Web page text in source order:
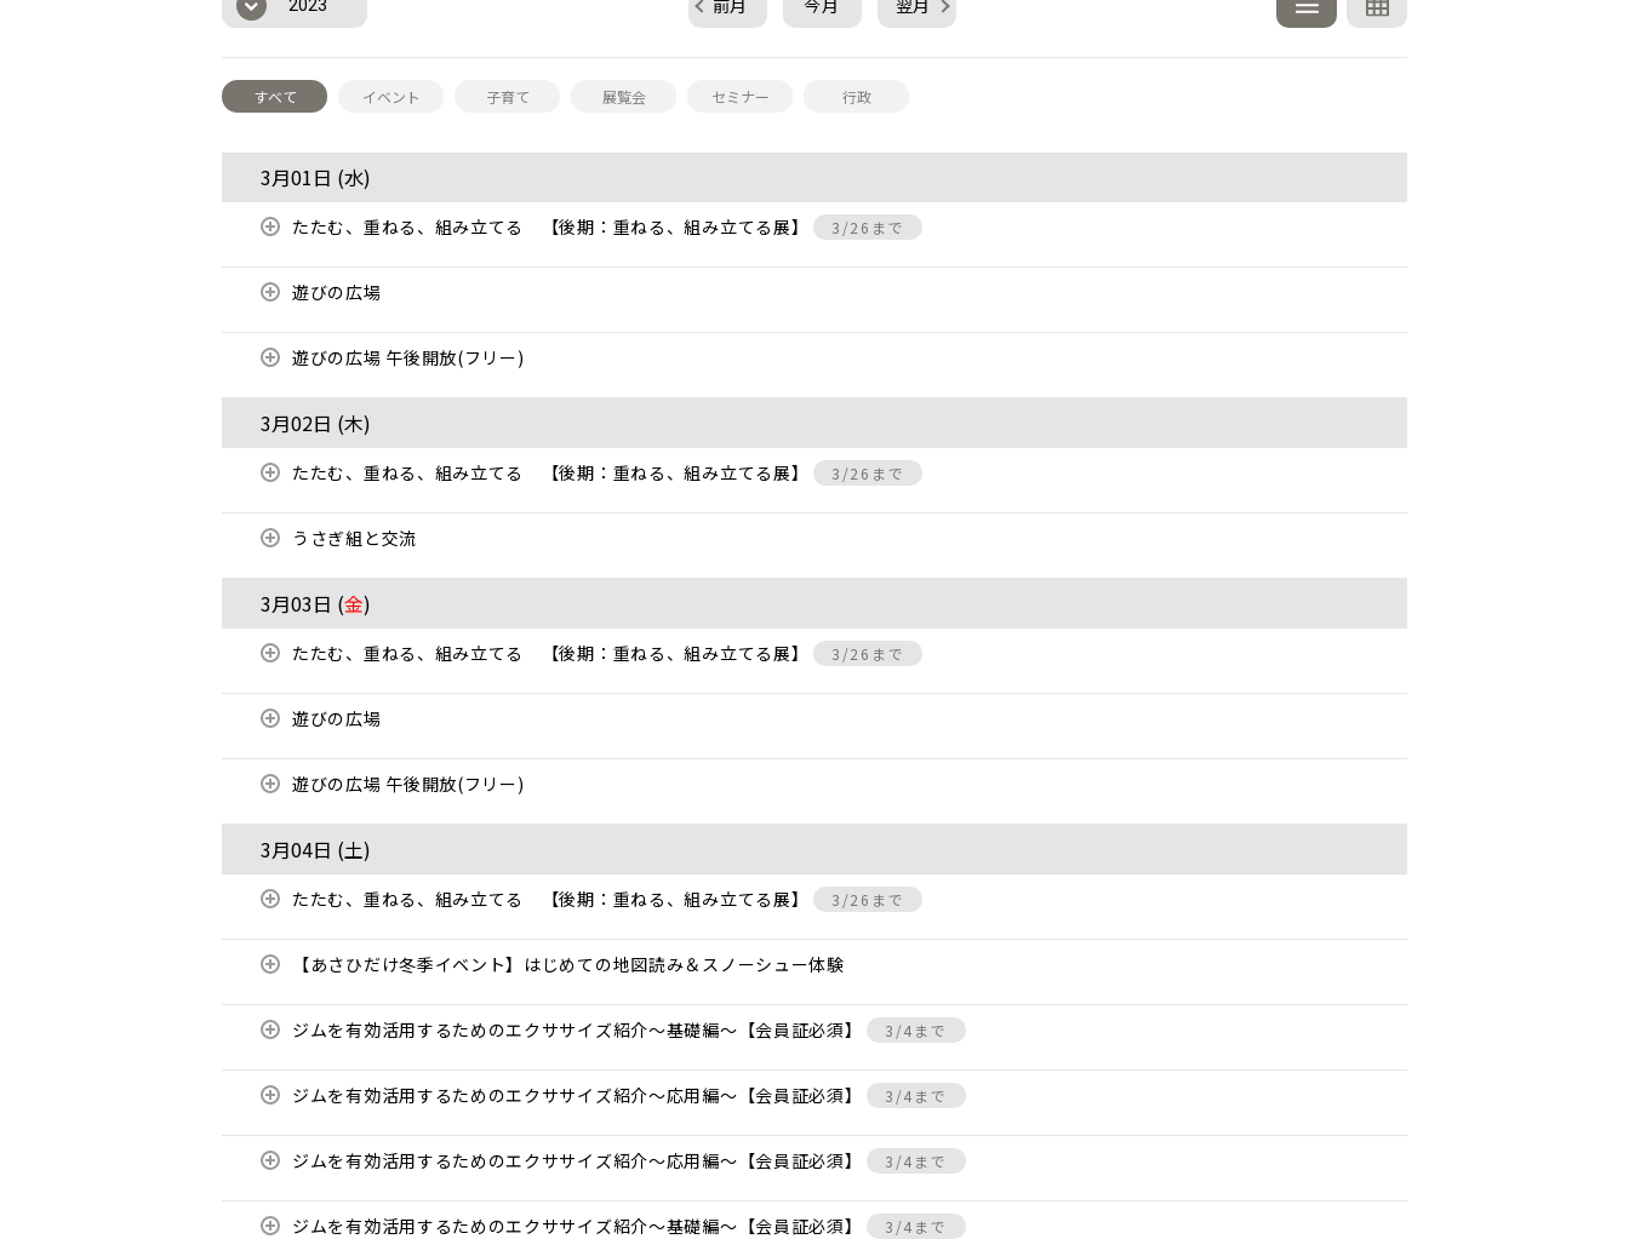
2023 前月 今月 翌月
すべて イベント 子育て 展覧会 セミナー 行政
3月01日 (水)
たたむ、重ねる、組み立てる 【後期：重ねる、組み立てる展】 3/26まで
遊びの広場
遊びの広場 午後開放(フリー)
3月02日 (木)
たたむ、重ねる、組み立てる 【後期：重ねる、組み立てる展】 3/26まで
うさぎ組と交流
3月03日 (金)
たたむ、重ねる、組み立てる 【後期：重ねる、組み立てる展】 3/26まで
遊びの広場
遊びの広場 午後開放(フリー)
3月04日 (土)
たたむ、重ねる、組み立てる 【後期：重ねる、組み立てる展】 3/26まで
【あさひだけ冬季イベント】はじめての地図読み＆スノーシュー体験
ジムを有効活用するためのエクササイズ紹介〜基礎編〜【会員証必須】 3/4まで
ジムを有効活用するためのエクササイズ紹介〜応用編〜【会員証必須】 3/4まで
ジムを有効活用するためのエクササイズ紹介〜応用編〜【会員証必須】 3/4まで
ジムを有効活用するためのエクササイズ紹介〜基礎編〜【会員証必須】 3/4まで